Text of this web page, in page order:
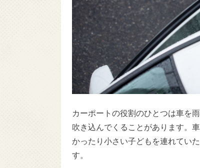
カーポートの役割のひとつは車を
吹き込んでくることがあります。
かったり小さい子どもを連れてい
す。